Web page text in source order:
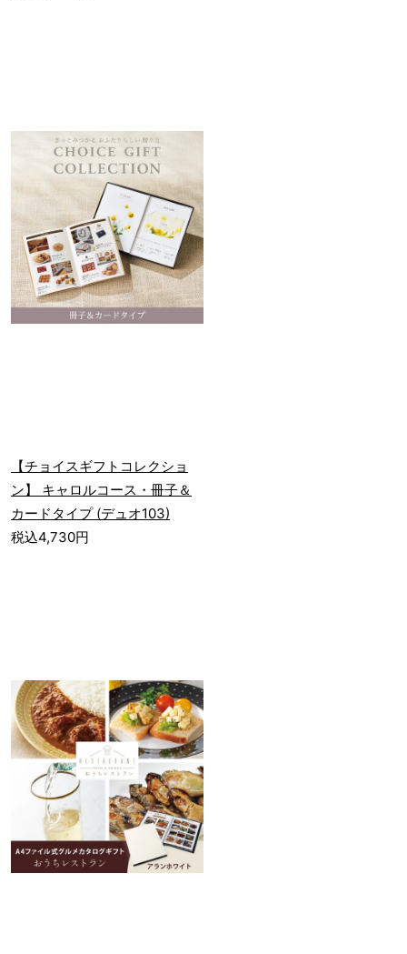
【チョイスギフトコレクショ
ン】 キャロルコース・冊子＆
カードタイプ (デュオ103)
税込4,730円